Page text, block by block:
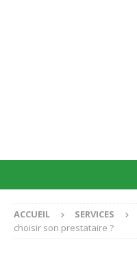
ACCUEIL SERVICES
choisir son prestataire ?